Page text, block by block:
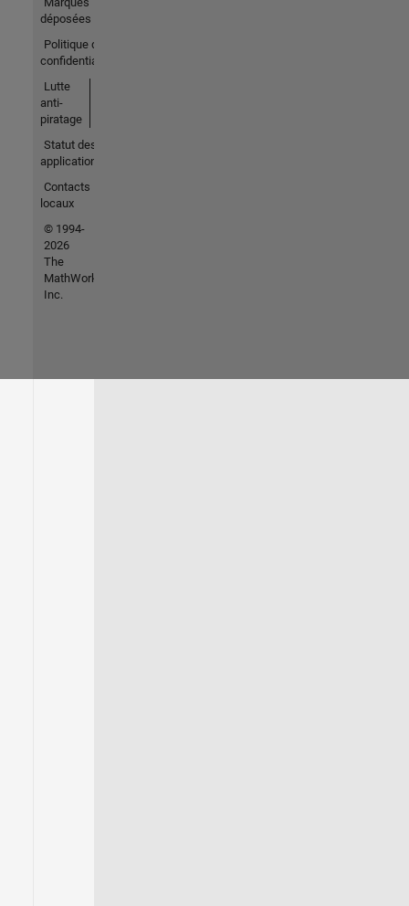
déposées
Politique de
confidentialité
Lutte
anti-
piratage
Statut des
applications
Contacts
locaux
© 1994-
2026
The
MathWorks,
Inc.